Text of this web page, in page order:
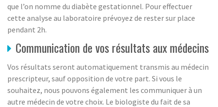
que l’on nomme du diabète gestationnel. Pour effectuer
cette analyse au laboratoire prévoyez de rester sur place
pendant 2h.
Communication de vos résultats aux médecins
Vos résultats seront automatiquement transmis au médecin
prescripteur, sauf opposition de votre part. Si vous le
souhaitez, nous pouvons également les communiquer à un
autre médecin de votre choix. Le biologiste du fait de sa